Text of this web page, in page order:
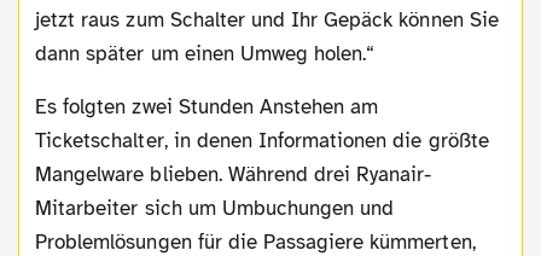
jetzt raus zum Schalter und Ihr Gepäck können Sie
dann später um einen Umweg holen.“
Es folgten zwei Stunden Anstehen am
Ticketschalter, in denen Informationen die größte
Mangelware blieben. Während drei Ryanair-
Mitarbeiter sich um Umbuchungen und
Problemlösungen für die Passagiere kümmerten,